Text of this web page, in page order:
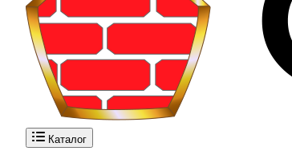
Каталог